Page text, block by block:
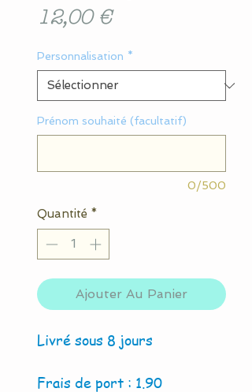
12,00 €Prix
Personnalisation *
Prénom souhaité (facultatif)
0/500
Quantité *
Ajouter Au Panier
Livré sous 8 jours
Frais de port : 1.90